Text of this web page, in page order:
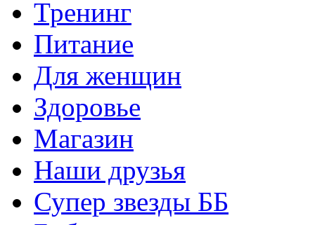
Тренинг
Питание
Для женщин
Здоровье
Магазин
Наши друзья
Супер звезды ББ